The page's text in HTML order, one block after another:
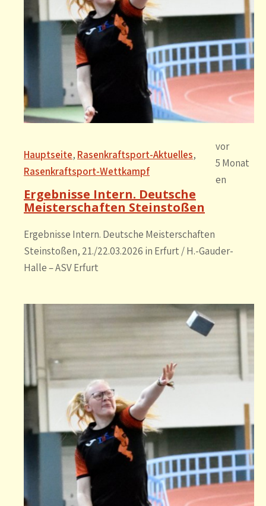
Hauptseite, Rasenkraftsport-Aktuelles
Rasenkraftsport-Wettkampf
vor
5 Monat
en
Ergebnisse Intern. Deutsche
Meisterschaften Steinstoßen
Ergebnisse Intern. Deutsche Meisterschaften
Steinstoßen, 21./22.03.2026 in Erfurt / H.-Gauder-
Halle – ASV Erfurt